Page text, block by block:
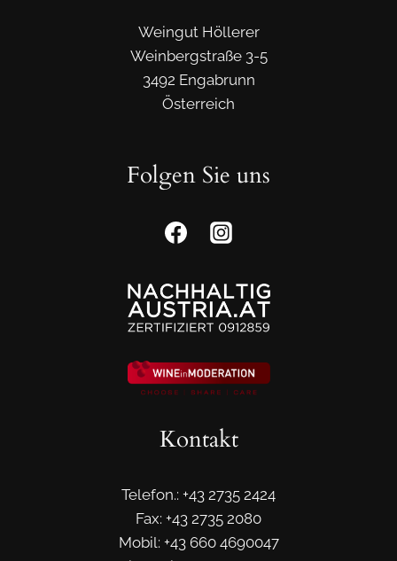
Weingut Höllerer
Weinbergstraße 3-5
3492 Engabrunn
Österreich
Folgen Sie uns
Kontakt
Telefon.: +43 2735 2424
Fax: +43 2735 2080
Mobil: +43 660 4690047